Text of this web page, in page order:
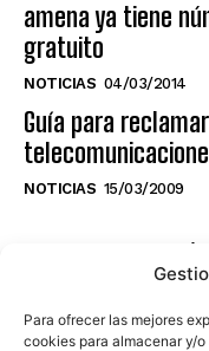
Para ofrecer las mejores
cookies para almacenar y/
amena ya tiene
gratuito
NOTICIAS 04/03/2014
Guía para
NOTICIAS 15/03/2009
NO TE PIERDAS LO